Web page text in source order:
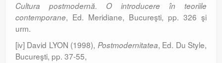
Cultura postmodernă. O introducere în teoriile
contemporane, Ed. Meridiane, Bucureşti, pp. 326 şi
urm.
[iv] David LYON (1998), Postmodernitatea, Ed. Du Style,
Bucureşti, pp. 37-55,